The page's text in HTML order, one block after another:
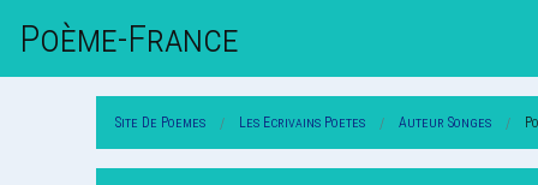
Poème-FrAnce
Site De Poemes Les Ecrivains Poetes Auteur Songes